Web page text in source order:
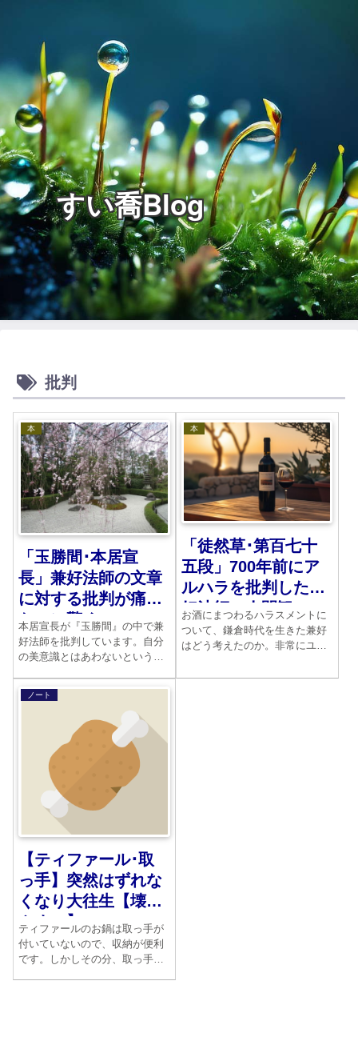
すい喬Blog
批判
本
「玉勝間･本居宣
長」兼好法師の文章
に対する批判が痛烈
なのに驚く
本居宣長が『玉勝間』の中で兼
好法師を批判しています。自分
の美意識とはあわないというこ
にも苦労をして、自分の国学を
完成しようとした学究の徒の風
格が滲んでいます。
本
「徒然草･第百七十
五段」700年前にア
ルハラを批判した兼
好法師の人間観
お酒にまつわるハラスメントに
ついて、鎌倉時代を生きた兼好
はどう考えたのか。非常にユニ
ノート
【ティファール･取
っ手】突然はずれな
くなり大往生【壊れ
やすい】
ティファールのお鍋は取っ手が
付いていないので、収納が便利
です。しかしその分、取っ手の